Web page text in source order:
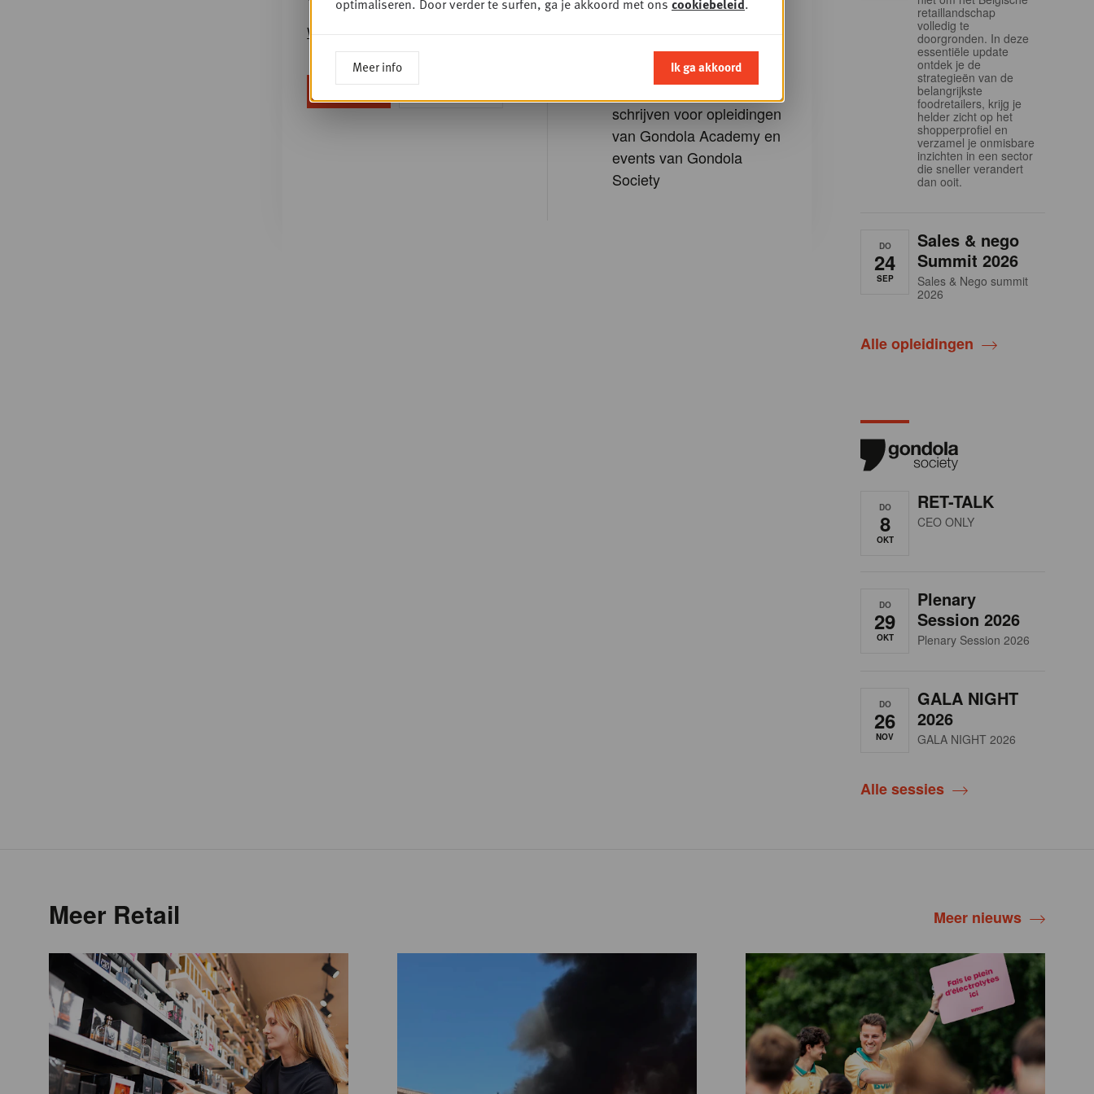
Wachtwoord vergeten?
of registreer
per maand
nieuwsbrief
De mogelijkheid om u in te
schrijven voor opleidingen
van Gondola Academy en
events van Gondola
Society
retaillandschap
volledig te
doorgronden. In deze
essentiële update
ontdek je de
strategieën van de
belangrijkste
foodretailers, krijg je
helder zicht op het
shopperprofiel en
verzamel je onmisbare
inzichten in een sector
die sneller verandert
dan ooit.
DO
24
SEP
Sales & nego
Summit 2026
Sales & Nego summit
2026
Alle opleidingen
DO
8
OKT
RET-TALK
CEO ONLY
DO
29
OKT
Plenary
Session 2026
Plenary Session 2026
DO
26
NOV
GALA NIGHT
2026
GALA NIGHT 2026
Alle sessies
Meer Retail Meer nieuws
optimaliseren. Door verder te surfen, ga je akkoord met ons cookiebeleid.
Meer info Ik ga akkoord